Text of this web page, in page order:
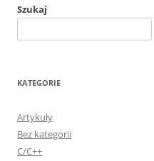
Szukaj
KATEGORIE
Artykuły
Bez kategorii
C/C++